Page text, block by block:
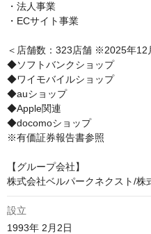
・法人事業
・ECサイト事業
＜店舗数：323店舗 ※2025年12
◆ソフトバンクショップ
◆ワイモバイルショップ
◆auショップ
◆Apple関連
◆docomoショップ
※有価証券報告書参照
【グループ会社】
株式会社ベルパークネクスト/株
設立
1993年 2⽉2⽇